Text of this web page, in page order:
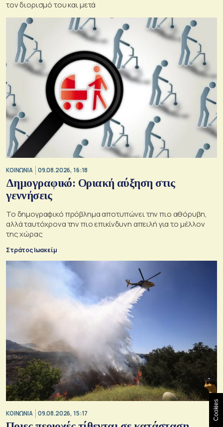
τον διορισμό του και μετά
ΚΟΙΝΩΝΙΑ 09.08.2026, 16:18
Δημογραφικό: Οριακή αύξηση στις
γεννήσεις
Το δημογραφικό πρόβλημα αποτυπώνει την πιο αθόρυβη,
αλλά ταυτόχρονα την πιο επικίνδυνη απειλή για το μέλλον
της χώρας
Στράτος Ιωακείμ
ΚΟΙΝΩΝΙΑ 09.08.2026, 15:17 Cookies